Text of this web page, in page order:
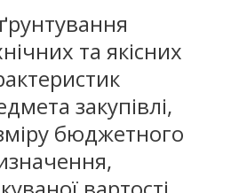
та якісних
закупівлі,
бюджетного